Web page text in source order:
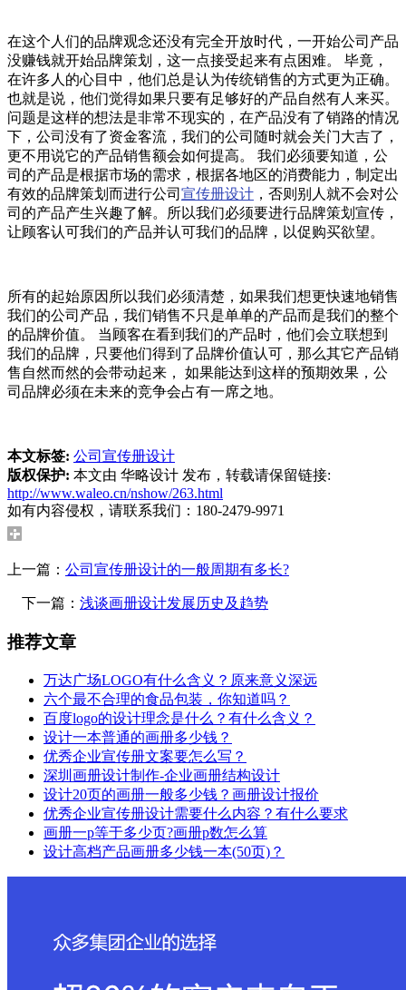
在这个人们的品牌观念还没有完全开放时代，一开始公司产品
没赚钱就开始品牌策划，这一点接受起来有点困难。 毕竟，
在许多人的心目中，他们总是认为传统销售的方式更为正确。
也就是说，他们觉得如果只要有足够好的产品自然有人来买。
问题是这样的想法是非常不现实的，在产品没有了销路的情况
下，公司没有了资金客流，我们的公司随时就会关门大吉了，
更不用说它的产品销售额会如何提高。 我们必须要知道，公
司的产品是根据市场的需求，根据各地区的消费能力，制定出
有效的品牌策划而进行公司 宣传册设计 ，否则别人就不会对公
司的产品产生兴趣了解。所以我们必须要进行品牌策划宣传，
让顾客认可我们的产品并认可我们的品牌，以促购买欲望。
所有的起始原因所以我们必须清楚，如果我们想更快速地销售
我们的公司产品，我们销售不只是单单的产品而是我们的整个
的品牌价值。 当顾客在看到我们的产品时，他们会立联想到
我们的品牌，只要他们得到了品牌价值认可，那么其它产品销
售自然而然的会带动起来， 如果能达到这样的预期效果，公
司品牌必须在未来的竞争会占有一席之地。
本文标签: 公司宣传册设计
版权保护: 本文由 华略设计 发布，转载请保留链接:
http://www.waleo.cn/nshow/263.html
如有内容侵权，请联系我们：180-2479-9971
上一篇： 公司宣传册设计的一般周期有多长?
下一篇： 浅谈画册设计发展历史及趋势
推荐文章
万达广场LOGO有什么含义？原来意义深远
六个最不合理的食品包装，你知道吗？
百度logo的设计理念是什么？有什么含义？
设计一本普通的画册多少钱？
优秀企业宣传册文案要怎么写？
深圳画册设计制作-企业画册结构设计
设计20页的画册一般多少钱？画册设计报价
优秀企业宣传册设计需要什么内容？有什么要求
画册一p等于多少页?画册p数怎么算
设计高档产品画册多少钱一本(50页)？